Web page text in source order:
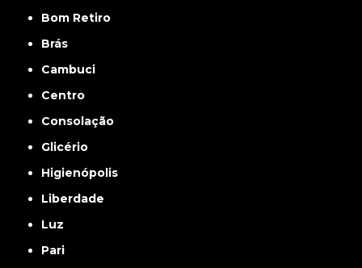
Bom Retiro
Brás
Cambuci
Centro
Consolação
Glicério
Higienópolis
Liberdade
Luz
Pari